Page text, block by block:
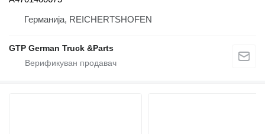
Германија, REICHERTSHOFEN
GTP German Truck &Parts